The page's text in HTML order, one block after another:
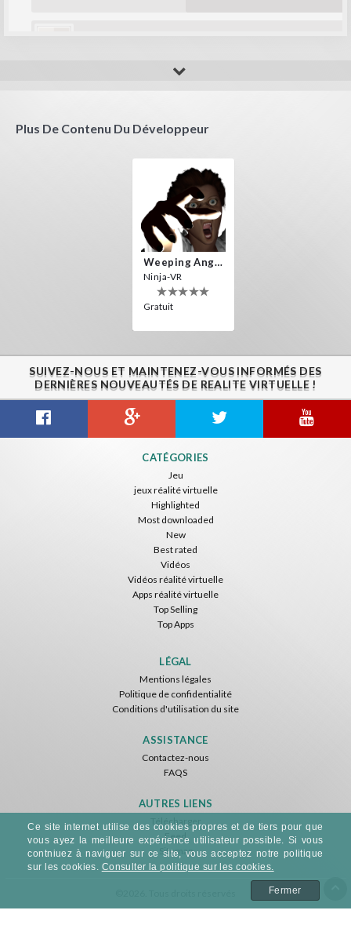
Plus De Contenu Du Développeur
Weeping Angels VR
Ninja-VR
Gratuit
SUIVEZ-NOUS ET MAINTENEZ-VOUS INFORMÉS DES
DERNIÈRES NOUVEAUTÉS DE REALITE VIRTUELLE !
CATÉGORIES
Jeu
jeux réalité virtuelle
Highlighted
Most downloaded
New
Best rated
Vidéos
Vidéos réalité virtuelle
Apps réalité virtuelle
Top Selling
Top Apps
LÉGAL
Mentions légales
Politique de confidentialité
Conditions d'utilisation du site
ASSISTANCE
Contactez-nous
FAQS
AUTRES LIENS
Télécharger
Feed
Sitemap
Ce site internet utilise des cookies propres et de tiers pour que
vous ayez la meilleure expérience utilisateur possible. Si vous
contniuez à naviguer sur ce site, vous acceptez notre politique
sur les cookies. Consulter la politique sur les cookies.
Fermer